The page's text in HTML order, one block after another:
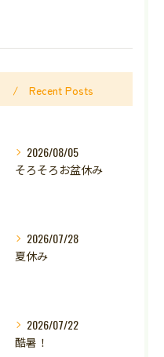
Recent Posts
2026/08/05
そろそろお盆休み
2026/07/28
夏休み
2026/07/22
酷暑！